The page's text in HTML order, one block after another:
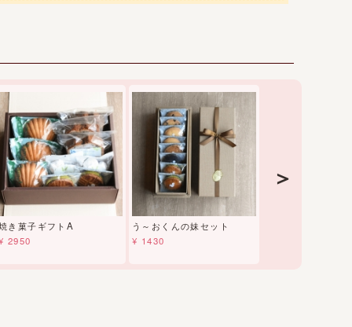
き菓子ギフトA
2950
う～おくんの妹セット
¥ 1430
＞